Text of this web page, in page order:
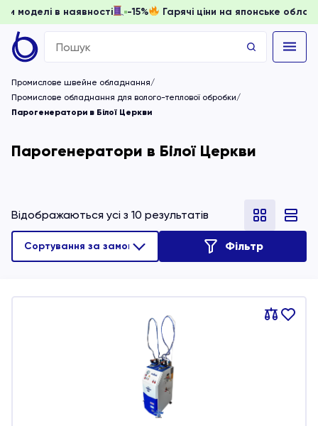
доки моделі в наявності -15% Гарячі ціни на
Search
for:
Промислове швейне обладнання
Промислове обладнання для волого-теплової обробки
Парогенератори в Білої Церкви
Парогенератори в Білої Церкви
Відображаються усі з 10 результатів
Фільтр
Порівняти
В